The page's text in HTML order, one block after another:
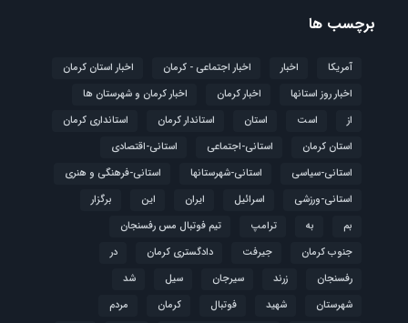
برچسب ها
آمریکا اخبار اخبار اجتماعی - کرمان
اخبار استان کرمان
اخبار روز استانها
اخبار کرمان
اخبار کرمان و شهرستان ها
از
است استان استاندار کرمان
استانداری کرمان
استان کرمان
استانی-اجتماعی
استانی-اقتصادی
استانی-سیاسی
استانی-شهرستانها
استانی-فرهنگی و هنری
استانی-ورزشی
اسرائیل ایران این
برگزار
بم
به ترامپ
تیم فوتبال مس رفسنجان
جنوب کرمان
جیرفت دادگستری کرمان
در
رفسنجان
زرند سیرجان سیل
شد
شهرستان
شهید فوتبال كرمان
مردم